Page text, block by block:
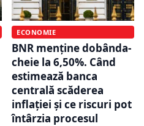
ECONOMIE
BNR menține dobânda-
cheie la 6,50%. Când
estimează banca
centrală scăderea
inflației și ce riscuri pot
întârzia procesul